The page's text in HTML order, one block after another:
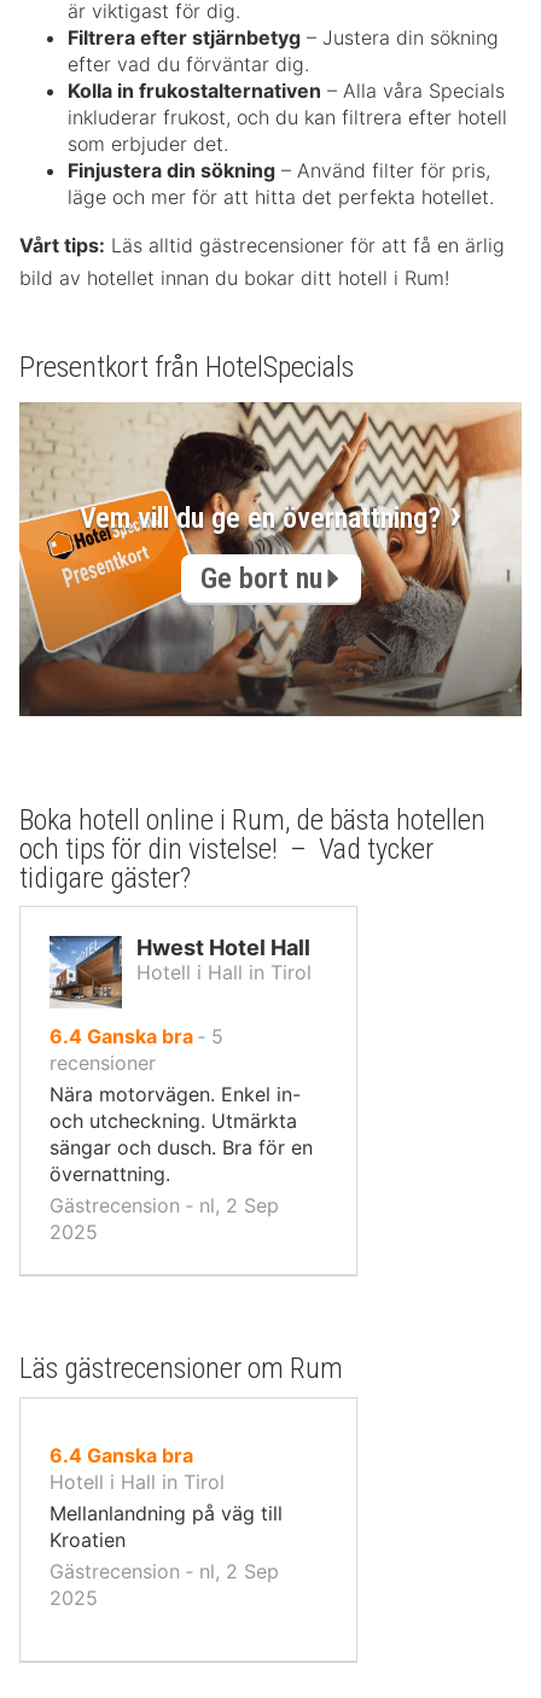
är viktigast för dig.
Filtrera efter stjärnbetyg – Justera din sökning
efter vad du förväntar dig.
Kolla in frukostalternativen – Alla våra Specials
inkluderar frukost, och du kan filtrera efter hotell
som erbjuder det.
Finjustera din sökning – Använd filter för pris,
läge och mer för att hitta det perfekta hotellet.
Vårt tips: Läs alltid gästrecensioner för att få en ärlig
bild av hotellet innan du bokar ditt hotell i Rum!
Presentkort från HotelSpecials
Vem vill du ge en övernattning?
Ge bort nu
Boka hotell online i Rum, de bästa hotellen
och tips för din vistelse! – Vad tycker
tidigare gäster?
Hwest Hotel Hall
Hotell i Hall in Tirol
6.4av
10,
Ganska bra ‐ 5
recensioner
Nära motorvägen. Enkel in-
och utcheckning. Utmärkta
sängar och dusch. Bra för en
övernattning.
Gästrecension ‐ nl, 2 Sep
2025
Läs gästrecensioner om Rum
6.4av
10,
Ganska bra
Hotell i Hall in Tirol
Mellanlandning på väg till
Kroatien
Gästrecension ‐ nl, 2 Sep
2025